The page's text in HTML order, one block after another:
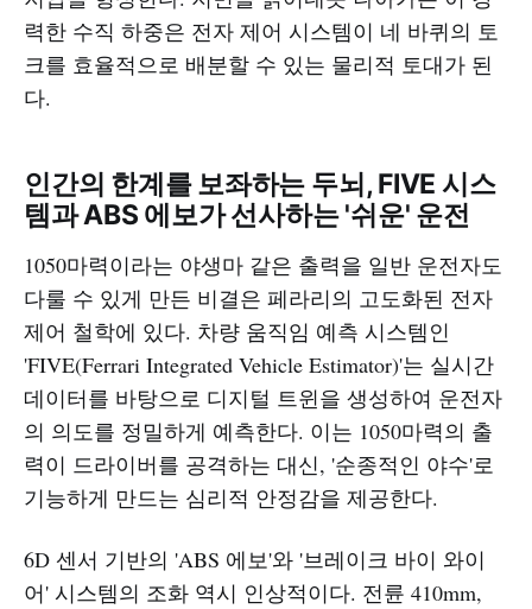
력한 수직 하중은 전자 제어 시스템이 네 바퀴의 토
크를 효율적으로 배분할 수 있는 물리적 토대가 된
다.
인간의 한계를 보좌하는 두뇌, FIVE 시스
템과 ABS 에보가 선사하는 '쉬운' 운전
1050마력이라는 야생마 같은 출력을 일반 운전자도
다룰 수 있게 만든 비결은 페라리의 고도화된 전자
제어 철학에 있다. 차량 움직임 예측 시스템인
'FIVE(Ferrari Integrated Vehicle Estimator)'는 실시간
데이터를 바탕으로 디지털 트윈을 생성하여 운전자
의 의도를 정밀하게 예측한다. 이는 1050마력의 출
력이 드라이버를 공격하는 대신, '순종적인 야수'로
기능하게 만드는 심리적 안정감을 제공한다.
6D 센서 기반의 'ABS 에보'와 '브레이크 바이 와이
어' 시스템의 조화 역시 인상적이다. 전륜 410mm,